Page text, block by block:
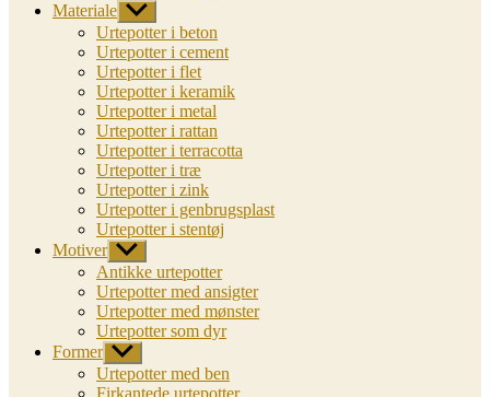
Materiale Vis
undermenu
Urtepotter i beton
Urtepotter i cement
Urtepotter i flet
Urtepotter i keramik
Urtepotter i metal
Urtepotter i rattan
Urtepotter i terracotta
Urtepotter i træ
Urtepotter i zink
Urtepotter i genbrugsplast
Urtepotter i stentøj
Motiver Vis
undermenu
Antikke urtepotter
Urtepotter med ansigter
Urtepotter med mønster
Urtepotter som dyr
Former Vis
undermenu
Urtepotter med ben
Firkantede urtepotter